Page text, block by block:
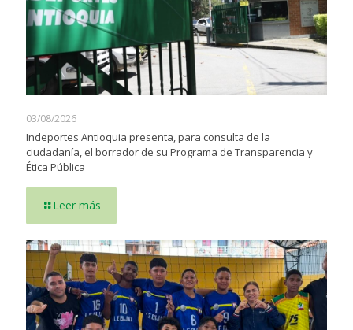
03/08/2026
Indeportes Antioquia presenta, para consulta de la
ciudadanía, el borrador de su Programa de Transparencia y
Ética Pública
Leer más